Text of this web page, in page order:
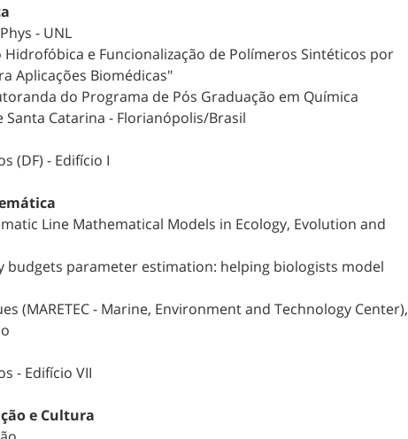
- UNL
Hidrofóbica e Funcionalização de Polímeros Sintéticos por
Aplicações Biomédicas"
do Programa de Pós Graduação em Química
Santa Catarina - Florianópolis/Brasil
(DF) - Edifício I
Line Mathematical Models in Ecology, Evolution and
budgets parameter estimation: helping biologists model
(MARETEC - Marine, Environment and Technology Center),
- Edifício VII
e Cultura